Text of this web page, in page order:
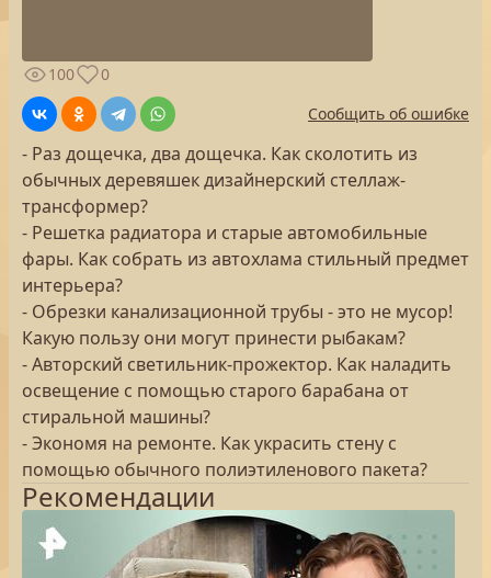
100
0
Сообщить об ошибке
- Раз дощечка, два дощечка. Как сколотить из
обычных деревяшек дизайнерский стеллаж-
трансформер?
- Решетка радиатора и старые автомобильные
фары. Как собрать из автохлама стильный предмет
интерьера?
- Обрезки канализационной трубы - это не мусор!
Какую пользу они могут принести рыбакам?
- Авторский светильник-прожектор. Как наладить
освещение с помощью старого барабана от
стиральной машины?
- Экономя на ремонте. Как украсить стену с
помощью обычного полиэтиленового пакета?
Рекомендации